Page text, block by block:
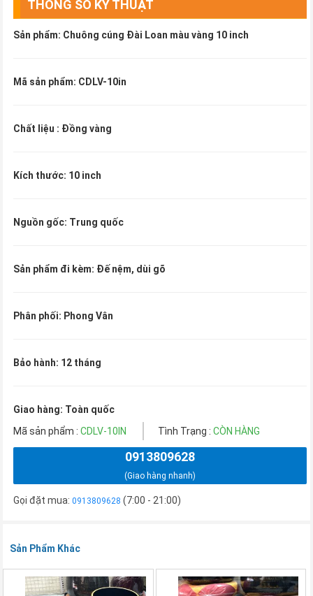
THÔNG SỐ KỸ THUẬT
Sản phẩm: Chuông cúng Đài Loan màu vàng 10 inch
Mã sản phẩm: CDLV-10in
Chất liệu : Đồng vàng
Kích thước: 10 inch
Nguồn gốc: Trung quốc
Sản phẩm đi kèm: Đế nệm, dùi gõ
Phân phối: Phong Vân
Bảo hành: 12 tháng
Giao hàng: Toàn quốc
Mã sản phẩm :CDLV-10IN Tình Trạng : CÒN HÀNG
0913809628
(Giao hàng nhanh)
Gọi đặt mua:0913809628 (7:00 - 21:00)
Sản Phẩm Khác